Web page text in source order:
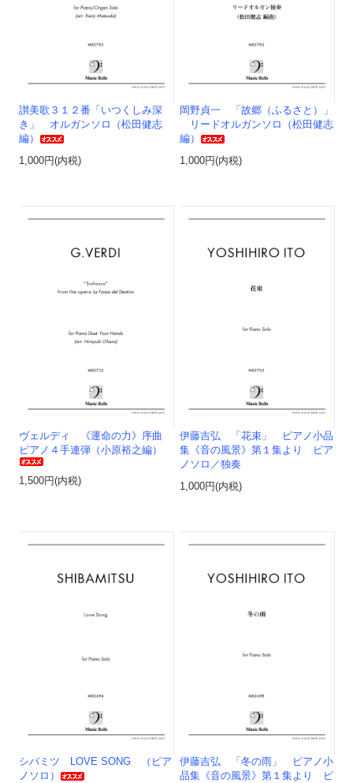
讃美歌３１２番「いつくしみ深
き」 オルガンソロ（松田健志
編）
1,000円(内税)
岡野貞一 「故郷（ふるさと）」
リードオルガンソロ（松田健志
編）
1,000円(内税)
ヴェルディ 《運命の力》序曲
ピアノ４手連弾（小原裕之編）
1,500円(内税)
伊藤吉弘 「花束」 ピアノ小品
集《音の風景》第１集より ピア
ノソロ／独奏
1,000円(内税)
シバミツ LOVE SONG （ピア
ノソロ）
伊藤吉弘 「冬の雨」 ピアノ小
品集《音の風景》第１集より ピ